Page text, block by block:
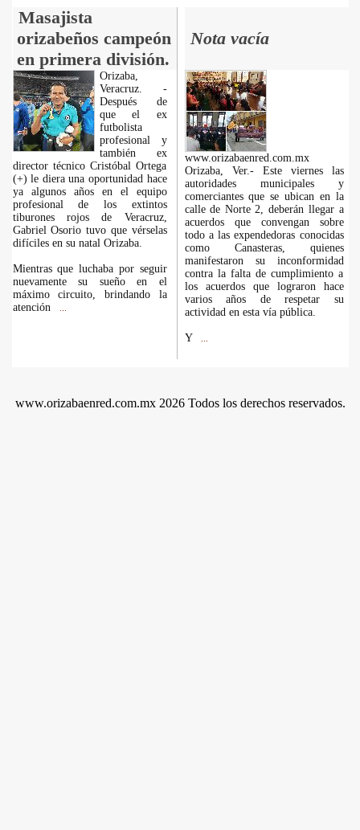
Masajista
orizabeños campeón
en primera división.
Nota vacía
Orizaba,
Veracruz. -
Después de
que el ex
futbolista
profesional y
también ex
director técnico Cristóbal Ortega
(+) le diera una oportunidad hace
ya algunos años en el equipo
profesional de los extintos
tiburones rojos de Veracruz,
Gabriel Osorio tuvo que vérselas
difíciles en su natal Orizaba.
Mientras que luchaba por seguir
nuevamente su sueño en el
máximo circuito, brindando la
atención
www.orizabaenred.com.mx
Orizaba, Ver.- Este viernes las
autoridades municipales y
comerciantes que se ubican en la
calle de Norte 2, deberán llegar a
acuerdos que convengan sobre
todo a las expendedoras conocidas
como Canasteras, quienes
manifestaron su inconformidad
contra la falta de cumplimiento a
los acuerdos que lograron hace
varios años de respetar su
actividad en esta vía pública.
Y
www.orizabaenred.com.mx 2026 Todos los derechos reservados.